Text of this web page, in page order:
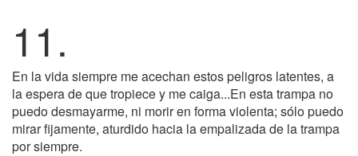
11.
En la vida siempre me acechan estos peligros latentes, a
la espera de que tropiece y me caiga...En esta trampa no
puedo desmayarme, ni morir en forma violenta; sólo puedo
mirar fijamente, aturdido hacia la empalizada de la trampa
por siempre.